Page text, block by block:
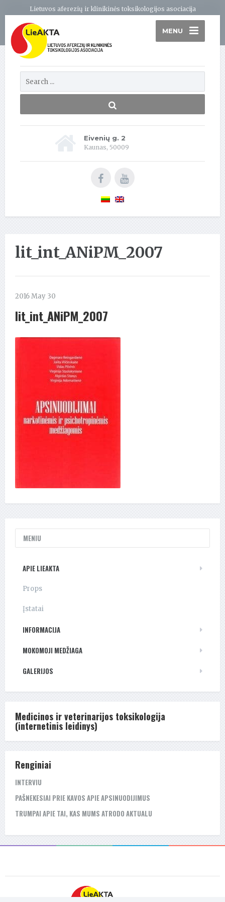
Lietuvos aferezių ir klinikinės toksikologijos asociacija
MENU
Eivenių g. 2
Kaunas, 50009
lit_int_ANiPM_2007
2016 May 30
lit_int_ANiPM_2007
MENIU
APIE LIEAKTA
Props
Įstatai
INFORMACIJA
MOKOMOJI MEDŽIAGA
GALERIJOS
Medicinos ir veterinarijos toksikologija
(internetinis leidinys)
Renginiai
INTERVIU
PAŠNEKESIAI PRIE KAVOS APIE APSINUODIJIMUS
TRUMPAI APIE TAI, KAS MUMS ATRODO AKTUALU